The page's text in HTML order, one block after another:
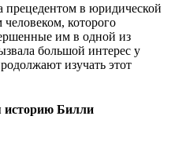
в юридической
которого
им в одной из
большой интерес у
изучать этот
историю Билли